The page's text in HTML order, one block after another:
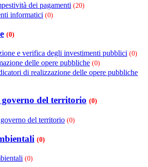
dei pagamenti (20)
informatici (0)
(0)
e verifica degli investimenti pubblici (0)
delle opere pubbliche (0)
di realizzazione delle opere pubbliche
governo del territorio (0)
del territorio (0)
(0)
(0)